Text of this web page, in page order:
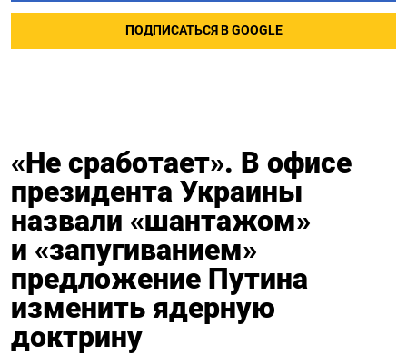
ПОДПИСАТЬСЯ В GOOGLE
«Не сработает». В офисе
президента Украины
назвали «шантажом»
и «запугиванием»
предложение Путина
изменить ядерную
доктрину